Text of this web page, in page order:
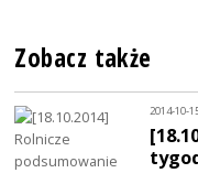
Zobacz także
2014-10-